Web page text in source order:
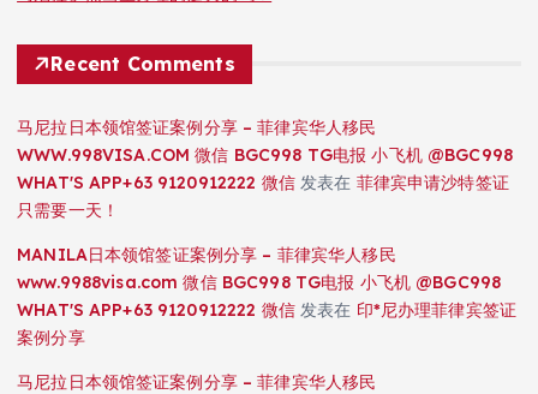
Recent Comments
马尼拉日本领馆签证案例分享 – 菲律宾华人移民
WWW.998VISA.COM 微信 BGC998 TG电报 小飞机 @BGC998
WHAT'S APP+63 9120912222 微信发表在 菲律宾申请沙特签证
只需要一天！
MANILA日本领馆签证案例分享 – 菲律宾华人移民
www.9988visa.com 微信 BGC998 TG电报 小飞机 @BGC998
WHAT'S APP+63 9120912222 微信发表在 印*尼办理菲律宾签证
案例分享
马尼拉日本领馆签证案例分享 – 菲律宾华人移民